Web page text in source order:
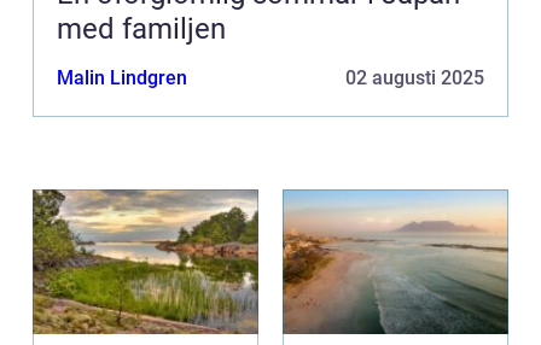
med familjen
Malin Lindgren 02 augusti 2025